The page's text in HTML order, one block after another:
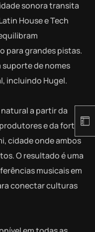
sonora transita
House e Tech
para grandes pistas.
suporte de nomes
incluindo Hugel.
a partir da
e da forte
cidade onde ambos
O resultado é uma
musicais em
conectar culturas